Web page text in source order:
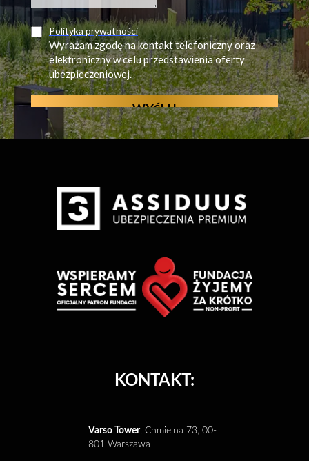
KONTAKT:
Varso Tower, Chmielna 73, 00-
801 Warszawa